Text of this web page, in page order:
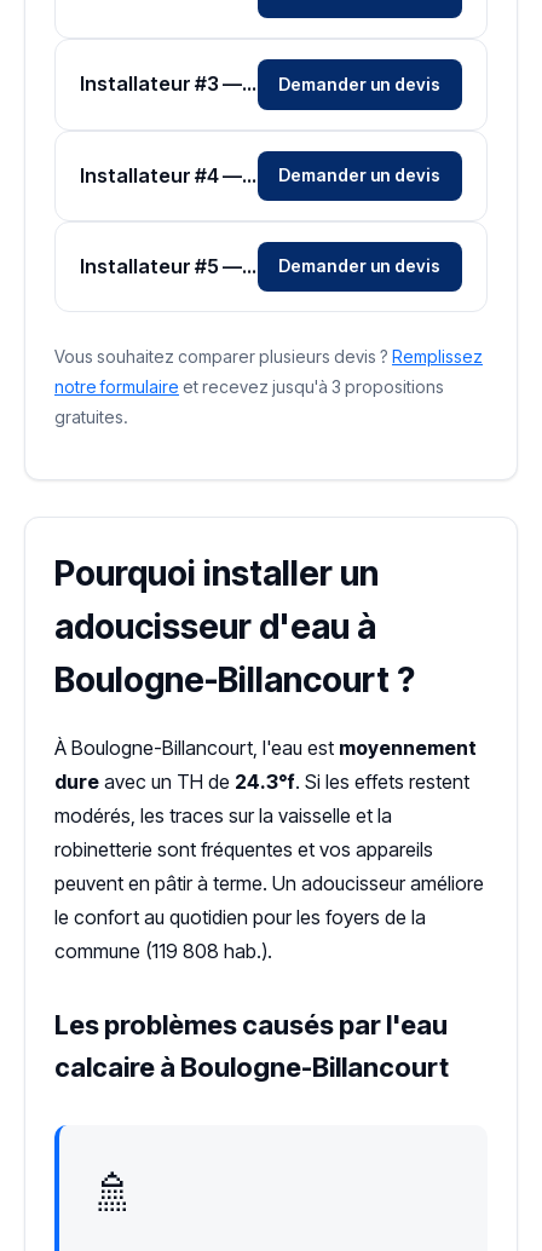
Installateur #3 — Zone Hauts-de-Seine Demander un devis
Installateur #4 — Zone Hauts-de-Seine Demander un devis
Installateur #5 — Zone Hauts-de-Seine Demander un devis
Vous souhaitez comparer plusieurs devis ? Remplissez
notre formulaire et recevez jusqu'à 3 propositions
gratuites.
Pourquoi installer un
adoucisseur d'eau à
Boulogne-Billancourt ?
À Boulogne-Billancourt, l'eau est moyennement
dure avec un TH de 24.3°f. Si les effets restent
modérés, les traces sur la vaisselle et la
robinetterie sont fréquentes et vos appareils
peuvent en pâtir à terme. Un adoucisseur améliore
le confort au quotidien pour les foyers de la
commune (119 808 hab.).
Les problèmes causés par l'eau
calcaire à Boulogne-Billancourt
🚿